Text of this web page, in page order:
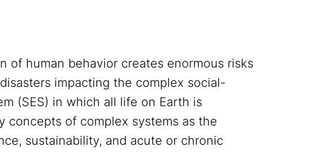
of human behavior creates enormous risks
impacting the complex social-
(SES) in which all life on Earth is
concepts of complex systems as the
sustainability, and acute or chronic